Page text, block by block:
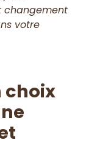
changement
votre
choix